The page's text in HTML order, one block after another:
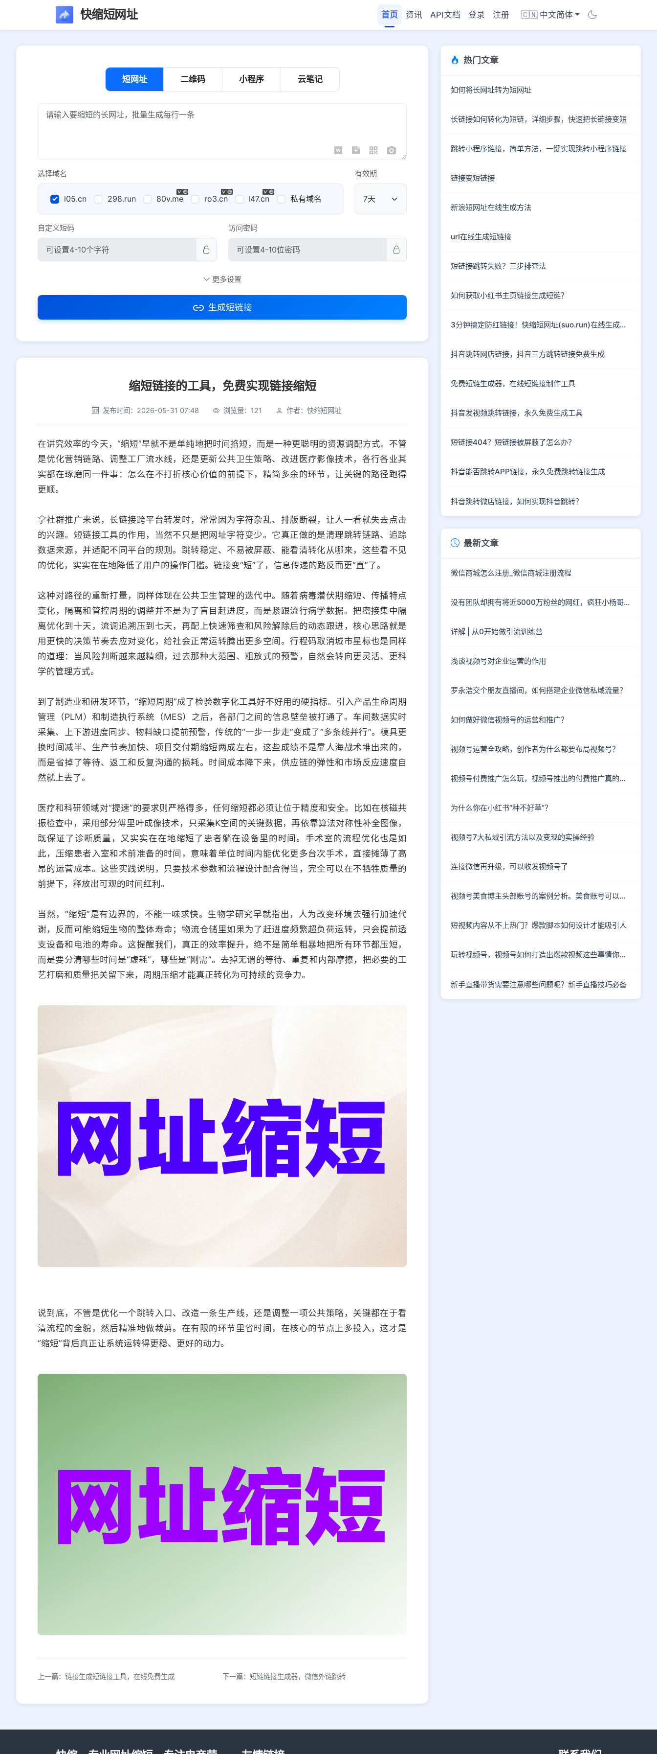
快缩短网址 首页 资讯 API文档 登录 注册 🇨🇳 中文简体
短网址 二维码 小程序 云笔记
选择域名
l05.cn 298.run 80v.me ro3.cn l47.cn 私有域名 公共域名
有效期
自定义短码 访问密码
社交平台 电商平台
选择防红平台类型，避免链接被拦截
平台设置
iOS Android PC 其他
更多设置
生成短链接
缩短链接的工具，免费实现链接缩短
发布时间：2026-05-31 07:48 浏览量：121 作者：快缩短网址
在讲究效率的今天，“缩短”早就不是单纯地把时间掐短，而是一种更聪明的资源调配方式。不管
是优化营销链路、调整工厂流水线，还是更新公共卫生策略、改进医疗影像技术，各行各业其
实都在琢磨同一件事：怎么在不打折核心价值的前提下，精简多余的环节，让关键的路径跑得
更顺。
拿社群推广来说，长链接跨平台转发时，常常因为字符杂乱、排版断裂，让人一看就失去点击
的兴趣。短链接工具的作用，当然不只是把网址字符变少。它真正做的是清理跳转链路、追踪
数据来源，并适配不同平台的规则。跳转稳定、不易被屏蔽、能看清转化从哪来，这些看不见
的优化，实实在在地降低了用户的操作门槛。链接变“短”了，信息传递的路反而更“直”了。
这种对路径的重新打量，同样体现在公共卫生管理的迭代中。随着病毒潜伏期缩短、传播特点
变化，隔离和管控周期的调整并不是为了盲目赶进度，而是紧跟流行病学数据。把密接集中隔
离优化到十天，流调追溯压到七天，再配上快速筛查和风险解除后的动态跟进，核心思路就是
用更快的决策节奏去应对变化，给社会正常运转腾出更多空间。行程码取消城市星标也是同样
的道理：当风险判断越来越精细，过去那种大范围、粗放式的预警，自然会转向更灵活、更科
学的管理方式。
到了制造业和研发环节，“缩短周期”成了检验数字化工具好不好用的硬指标。引入产品生命周期
管理（PLM）和制造执行系统（MES）之后，各部门之间的信息壁垒被打通了。车间数据实时
采集、上下游进度同步、物料缺口提前预警，传统的“一步一步走”变成了“多条线并行”。模具更
换时间减半、生产节奏加快、项目交付期缩短两成左右，这些成绩不是靠人海战术堆出来的，
而是省掉了等待、返工和反复沟通的损耗。时间成本降下来，供应链的弹性和市场反应速度自
然就上去了。
医疗和科研领域对“提速”的要求则严格得多，任何缩短都必须让位于精度和安全。比如在核磁共
振检查中，采用部分傅里叶成像技术，只采集K空间的关键数据，再依靠算法对称性补全图像，
既保证了诊断质量，又实实在在地缩短了患者躺在设备里的时间。手术室的流程优化也是如
此，压缩患者入室和术前准备的时间，意味着单位时间内能优化更多台次手术，直接摊薄了高
昂的运营成本。这些实践说明，只要技术参数和流程设计配合得当，完全可以在不牺牲质量的
前提下，释放出可观的时间红利。
当然，“缩短”是有边界的，不能一味求快。生物学研究早就指出，人为改变环境去强行加速代
谢，反而可能缩短生物的整体寿命；物流仓储里如果为了赶进度频繁超负荷运转，只会提前透
支设备和电池的寿命。这提醒我们，真正的效率提升，绝不是简单粗暴地把所有环节都压短，
而是要分清哪些时间是“虚耗”，哪些是“刚需”。去掉无谓的等待、重复和内部摩擦，把必要的工
艺打磨和质量把关留下来，周期压缩才能真正转化为可持续的竞争力。
说到底，不管是优化一个跳转入口、改造一条生产线，还是调整一项公共策略，关键都在于看
清流程的全貌，然后精准地做裁剪。在有限的环节里省时间，在核心的节点上多投入，这才是
“缩短”背后真正让系统运转得更稳、更好的动力。
上一篇：链接生成短链接工具，在线免费生成 下一篇：短链链接生成器，微信外链跳转
热门文章
如何将长网址转为短网址
长链接如何转化为短链，详细步骤，快速把长链接变短
跳转小程序链接，简单方法，一键实现跳转小程序链接
链接变短链接
新浪短网址在线生成方法
url在线生成短链接
短链接跳转失败？三步排查法
如何获取小红书主页链接生成短链？
3分钟搞定防红链接！快缩短网址(suo.run)在线生成指南
抖音跳转网店链接，抖音三方跳转链接免费生成
免费短链生成器，在线短链接制作工具
抖音发视频跳转链接，永久免费生成工具
短链接404？短链接被屏蔽了怎么办？
抖音能否跳转APP链接，永久免费跳转链接生成
抖音跳转微店链接，如何实现抖音跳转？
最新文章
微信商城怎么注册_微信商城注册流程
没有团队却拥有将近5000万粉丝的网红，疯狂小杨哥到底有“多疯狂”？
详解 | 从0开始做引流训练营
浅谈视频号对企业运营的作用
罗永浩交个朋友直播间，如何搭建企业微信私域流量？
如何做好微信视频号的运营和推广？
视频号运营全攻略，创作者为什么都要布局视频号？
视频号付费推广怎么玩，视频号推出的付费推广真的有效吗？
为什么你在小红书“种不好草”？
视频号7大私域引流方法以及变现的实操经验
连接微信再升级，可以收发视频号了
视频号美食博主头部账号的案例分析。美食账号可以做哪些类型的内容？
短视频内容从不上热门？爆款脚本如何设计才能吸引人
玩转视频号，视频号如何打造出爆款视频这些事情你知道了吗？
新手直播带货需要注意哪些问题呢？新手直播技巧必备